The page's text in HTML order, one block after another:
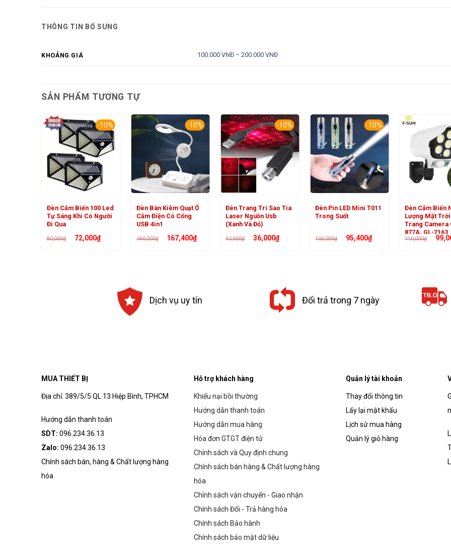
THÔNG TIN BỔ SUNG
KHOẢNG GIÁ 100.000 VNĐ – 200.000 VNĐ
SẢN PHẨM TƯƠNG TỰ
-10%
Đèn Cảm Biến 100 Led
Tự Sáng Khi Có Người
Đi Qua
80,000₫
Giá
gốc
72,000₫Giá
hiện
-10%
Đèn Bàn Kiêm Quạt Ổ
Cắm Điện Có Cổng
USB 4in1
186,000₫
Giá
gốc
167,400₫Giá
hiện
-10%
Đèn Trang Trí Sao Tia
Laser Nguồn Usb
(Xanh Và Đỏ)
40,000₫
Giá
gốc
36,000₫Giá
hiện
-10%
Đèn Pin LED Mini T011
Trong Suốt
106,000₫
Giá
gốc
95,400₫Giá
hiện
Đèn Cảm Biến
Lượng Mặt
Trang Camera
877A, GL-2163
110,000₫
Giá
gốc
Dịch vụ uy tín Đổi trả trong 7 ngày
MUA THIẾT BỊ
Địa chỉ: 389/5/5 QL 13 Hiệp Bình, TPHCM
Hướng dẫn thanh toán
SDT: 096.234.36.13
Zalo: 096.234.36.13
Chính sách bán, hàng & Chất lượng hàng
hóa
Hỗ trợ khách hàng
Khiếu nại bồi thường
Hướng dẫn thanh toán
Hướng dẫn mua hàng
Hóa đơn GTGT điện tử
Chính sách và Quy định chung
Chính sách bán hàng & Chất lượng hàng
hóa
Chính sách vận chuyển - Giao nhận
Chính sách Đổi - Trả hàng hóa
Chính sách Bảo hành
Chính sách bảo mật dữ liệu
Quản lý tài khoản
Thay đổi thông tin
Lấy lại mật khẩu
Lịch sử mua hàng
Quản lý giỏ hàng